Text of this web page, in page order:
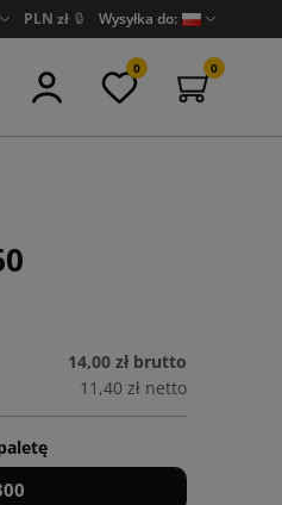
PLN zł 🔒 Wysyłka do:
0 0
14,00 zł brutto
11,40 zł netto